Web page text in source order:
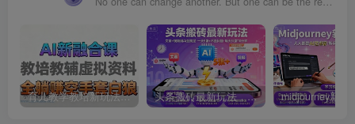
育儿教学教培新玩法，AI生成教学视频，市场大，操作简单，变现天花板非常高 头条搬砖最新玩法，文章+视频用AI全搞定，一天5张+不是问题，每天只需10分钟